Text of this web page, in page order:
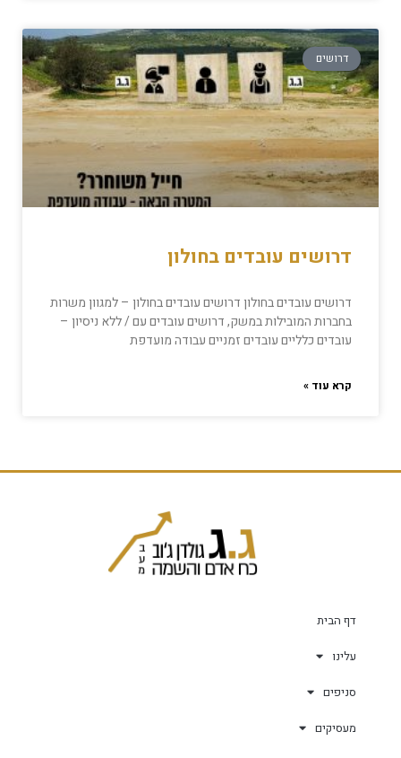
דרושים
דרושים עובדים בחולון
דרושים עובדים בחולון דרושים עובדים בחולון – למגוון משרות
בחברות המובילות במשק, דרושים עובדים עם / ללא ניסיון –
עובדים כלליים עובדים זמניים עבודה מועדפת
קרא עוד »
דף הבית
עלינו
סניפים
מעסיקים